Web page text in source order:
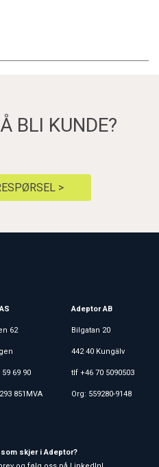
BLI KUNDE?
>
62
69 90
851MVA
Adeptor AB
Bilgatan 20
442 40 Kungälv
tlf +46 70 5090503
Org: 559280-9148
skjer i Adeptor?